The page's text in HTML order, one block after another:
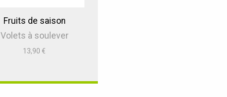
Fruits de saison
Volets à soulever
13,90€